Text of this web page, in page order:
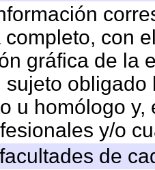
con
gráfica de la
sujeto
u homólogo
y/o
de